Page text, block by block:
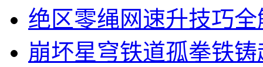
绝区零绳网速升技巧全
崩坏星穹铁道孤拳铁